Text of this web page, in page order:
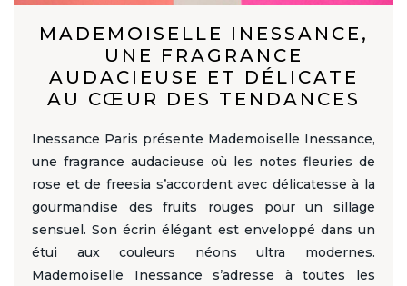
MADEMOISELLE INESSANCE,
UNE FRAGRANCE
AUDACIEUSE ET DÉLICATE
AU CŒUR DES TENDANCES
Inessance Paris présente Mademoiselle Inessance,
une fragrance audacieuse où les notes fleuries de
rose et de freesia s’accordent avec délicatesse à la
gourmandise des fruits rouges pour un sillage
sensuel. Son écrin élégant est enveloppé dans un
étui aux couleurs néons ultra modernes.
Mademoiselle Inessance s’adresse à toutes les